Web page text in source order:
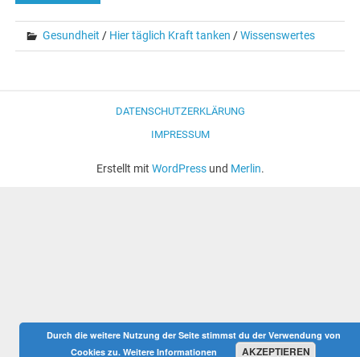
Gesundheit / Hier täglich Kraft tanken /Wissenswertes
DATENSCHUTZERKLÄRUNG
IMPRESSUM
Erstellt mit WordPressund Merlin.
Durch die weitere Nutzung der Seite stimmst du der Verwendung von
Cookies zu.Weitere Informationen AKZEPTIEREN